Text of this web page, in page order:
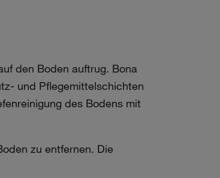
den Boden auftrug. Bona
und Pflegemittelschichten
des Bodens mit
zu entfernen. Die